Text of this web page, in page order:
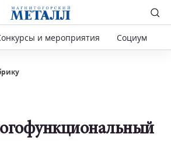
и мероприятия Социум